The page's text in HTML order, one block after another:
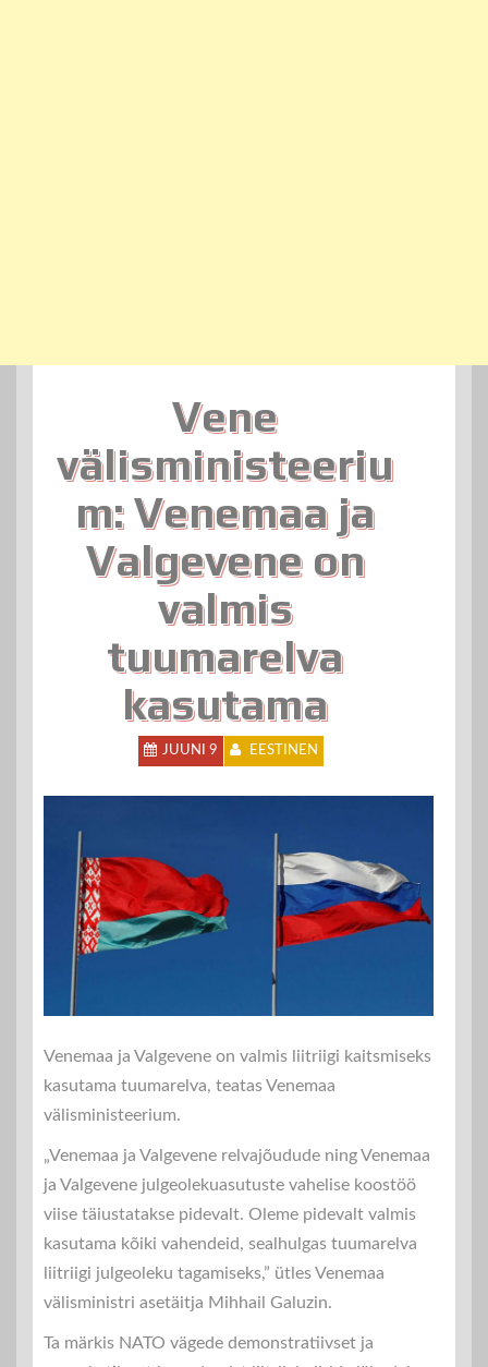
Vene
välisministeeriu
m: Venemaa ja
Valgevene on
valmis
tuumarelva
kasutama
JUUNI 9 EESTINEN
Venemaa ja Valgevene on valmis liitriigi kaitsmiseks
kasutama tuumarelva, teatas Venemaa
välisministeerium.
„Venemaa ja Valgevene relvajõudude ning Venemaa
ja Valgevene julgeolekuasutuste vahelise koostöö
viise täiustatakse pidevalt. Oleme pidevalt valmis
kasutama kõiki vahendeid, sealhulgas tuumarelva
liitriigi julgeoleku tagamiseks,” ütles Venemaa
välisministri asetäitja Mihhail Galuzin.
Ta märkis NATO vägede demonstratiivset ja